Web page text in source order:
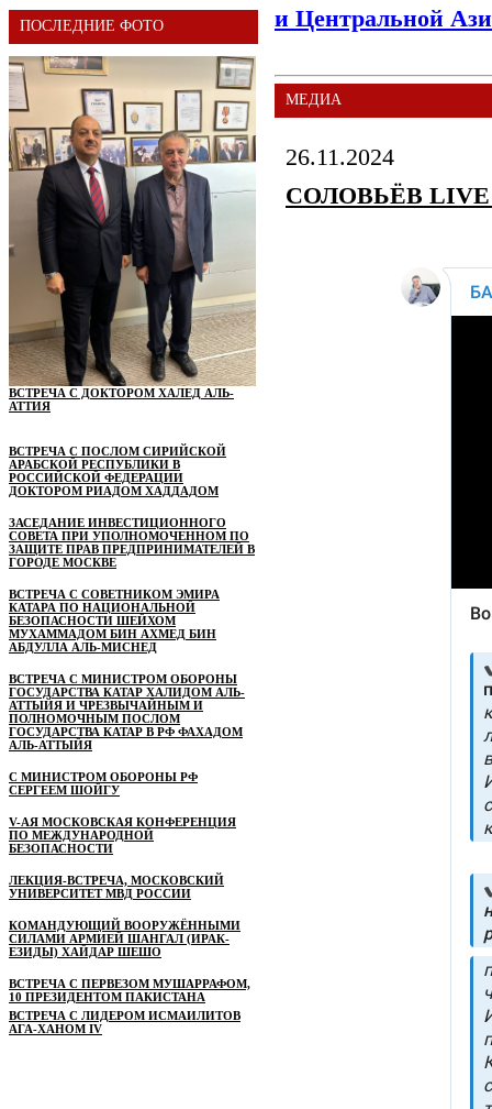
ПОСЛЕДНИЕ ФОТО
ВСТРЕЧА С ДОКТОРОМ ХАЛЕД АЛЬ-
АТТИЯ
ВСТРЕЧА С ПОСЛОМ СИРИЙСКОЙ
АРАБСКОЙ РЕСПУБЛИКИ В
РОССИЙСКОЙ ФЕДЕРАЦИИ
ДОКТОРОМ РИАДОМ ХАДДАДОМ
ЗАСЕДАНИЕ ИНВЕСТИЦИОННОГО
СОВЕТА ПРИ УПОЛНОМОЧЕННОМ ПО
ЗАЩИТЕ ПРАВ ПРЕДПРИНИМАТЕЛЕЙ В
ГОРОДЕ МОСКВЕ
ВСТРЕЧА С СОВЕТНИКОМ ЭМИРА
КАТАРА ПО НАЦИОНАЛЬНОЙ
БЕЗОПАСНОСТИ ШЕЙХОМ
МУХАММАДОМ БИН АХМЕД БИН
АБДУЛЛА АЛЬ-МИСНЕД
ВСТРЕЧА С МИНИСТРОМ ОБОРОНЫ
ГОСУДАРСТВА КАТАР ХАЛИДОМ АЛЬ-
АТТЫЙЯ И ЧРЕЗВЫЧАЙНЫМ И
ПОЛНОМОЧНЫМ ПОСЛОМ
ГОСУДАРСТВА КАТАР В РФ ФАХАДОМ
АЛЬ-АТТЫЙЯ
С МИНИСТРОМ ОБОРОНЫ РФ
СЕРГЕЕМ ШОЙГУ
V-АЯ МОСКОВСКАЯ КОНФЕРЕНЦИЯ
ПО МЕЖДУНАРОДНОЙ
БЕЗОПАСНОСТИ
ЛЕКЦИЯ-ВСТРЕЧА, МОСКОВСКИЙ
УНИВЕРСИТЕТ МВД РОССИИ
КОМАНДУЮЩИЙ ВООРУЖЁННЫМИ
СИЛАМИ АРМИЕЙ ШАНГАЛ (ИРАК-
ЕЗИДЫ) ХАЙДАР ШЕШО
ВСТРЕЧА С ПЕРВЕЗОМ МУШАРРАФОМ,
10 ПРЕЗИДЕНТОМ ПАКИСТАНА
ВСТРЕЧА С ЛИДЕРОМ ИСМАИЛИТОВ
АГА-ХАНОМ IV
и Центральной
МЕДИА
26.11.2024
СОЛОВЬЁВ LIVE |